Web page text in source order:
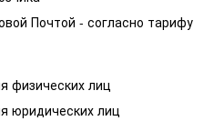
Почтой - согласно тарифу
физических лиц
юридических лиц